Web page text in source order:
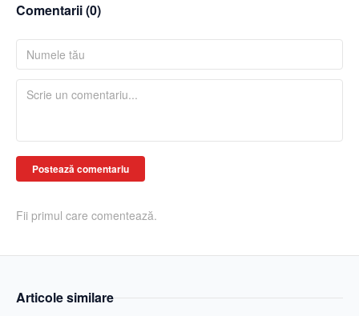
Comentarii (0)
Postează comentariu
Fii primul care comentează.
Articole similare